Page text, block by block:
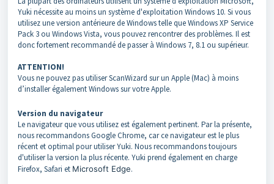
Yuki nécessite au moins un système d'exploitation Windows 10. Si vous
utilisez une version antérieure de Windows telle que Windows XP Service
Pack 3 ou Windows Vista, vous pouvez rencontrer des problèmes. Il est
donc fortement recommandé de passer à Windows 7, 8.1 ou supérieur.
ATTENTION!
Vous ne pouvez pas utiliser ScanWizard sur un Apple (Mac) à moins
d’installer également Windows sur votre Apple.
Version du navigateur
Le navigateur que vous utilisez est également pertinent. Par la présente,
nous recommandons Google Chrome, car ce navigateur est le plus
récent et optimal pour utiliser Yuki. Nous recommandons toujours
d'utiliser la version la plus récente. Yuki prend également en charge
Firefox, Safari et Microsoft Edge.